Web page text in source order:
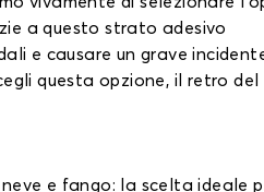
a questo strato adesivo
e causare un grave
questa opzione, il retro del
e fango: la scelta ideale